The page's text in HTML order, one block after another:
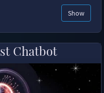
Show
Chatbot